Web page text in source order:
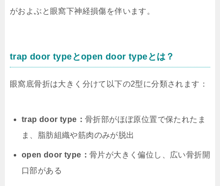
がおよぶと眼窩下神経損傷を伴います。
trap door typeとopen door typeとは？
眼窩底骨折は大きく分けて以下の2型に分類されます：
trap door type： 骨折部がほぼ原位置で保たれたま
ま、脂肪組織や筋肉のみが脱出
open door type： 骨片が大きく偏位し、広い骨折開
口部がある